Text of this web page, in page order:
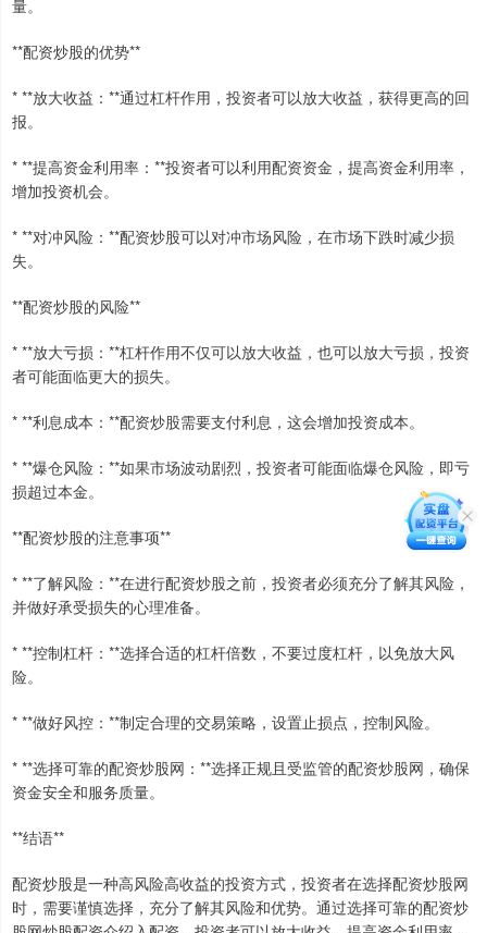
量。
**配资炒股的优势**
* **放大收益：**通过杠杆作用，投资者可以放大收益，获得更高的回
报。
* **提高资金利用率：**投资者可以利用配资资金，提高资金利用率，
增加投资机会。
* **对冲风险：**配资炒股可以对冲市场风险，在市场下跌时减少损
失。
**配资炒股的风险**
* **放大亏损：**杠杆作用不仅可以放大收益，也可以放大亏损，投资
者可能面临更大的损失。
* **利息成本：**配资炒股需要支付利息，这会增加投资成本。
* **爆仓风险：**如果市场波动剧烈，投资者可能面临爆仓风险，即亏
损超过本金。
**配资炒股的注意事项**
* **了解风险：**在进行配资炒股之前，投资者必须充分了解其风险，
并做好承受损失的心理准备。
* **控制杠杆：**选择合适的杠杆倍数，不要过度杠杆，以免放大风
险。
* **做好风控：**制定合理的交易策略，设置止损点，控制风险。
* **选择可靠的配资炒股网：**选择正规且受监管的配资炒股网，确保
资金安全和服务质量。
**结语**
配资炒股是一种高风险高收益的投资方式，投资者在选择配资炒股网
时，需要谨慎选择，充分了解其风险和优势。通过选择可靠的配资炒